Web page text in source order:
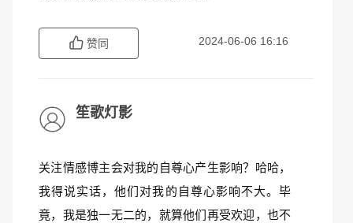
赞同 2024-06-06 16:16
笙歌灯影
关注情感博主会对我的自尊心产生影响？哈哈，
我得说实话，他们对我的自尊心影响不大。毕
竟，我是独一无二的，就算他们再受欢迎，也不